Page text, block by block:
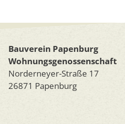
Bauverein Papenburg
Wohnungsgenossenschaft
Norderneyer-Straße 17
26871 Papenburg